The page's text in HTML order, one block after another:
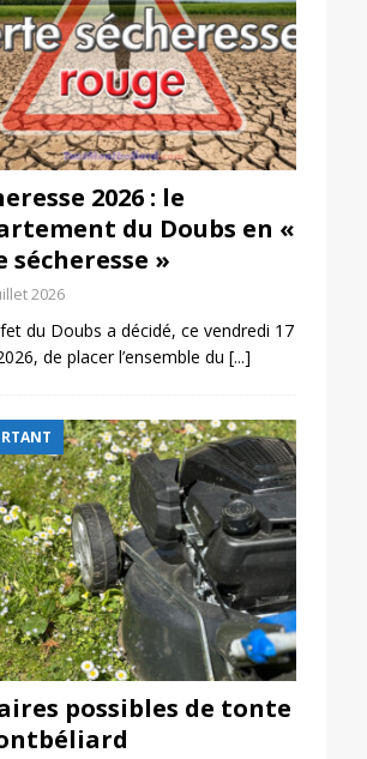
2026 : le
du Doubs en «
sécheresse »
2026
du Doubs a décidé, ce vendredi 17
de placer l’ensemble du [...]
possibles de tonte